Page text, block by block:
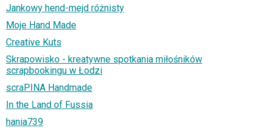
Jankowy hend-mejd różnisty
Moje Hand Made
Creative Kuts
Skrapowisko - kreatywne spotkania miłośników
scrapbookingu w Łodzi
scraPINA Handmade
In the Land of Fussia
hania739